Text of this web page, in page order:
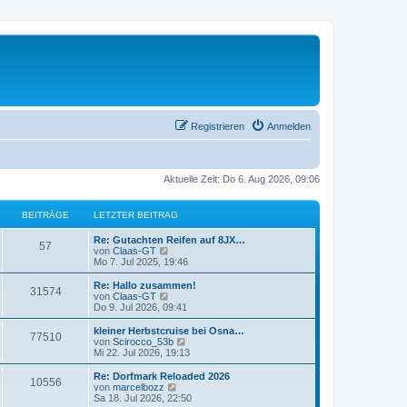
Anmelden
Registrieren
Aktuelle Zeit: Do 6. Aug 2026, 09:06
BEITRÄGE LETZTER BEITRAG
57
i
t
r
ä
g
L
e
t
z
t
e
r
e
i
t
r
g
Re: Gutachten Reifen auf 8JX…
von Claas-GT
e
u
e
t
B
e
i
r
a
g
Mo 7. Jul 2025, 19:46
31574B
i
t
r
L
e
t
z
t
e
r
e
i
t
r
Re: Hallo zusammen!
von Claas-GT
e
u
e
s
t
r
B
e
i
Do 9. Jul 2026, 09:41
77510B
i
L
e
t
z
t
e
r
kleiner Herbstcruise bei Osna…
von Scirocco_53b
e
u
e
t
Mi 22. Jul 2026, 19:13
10556B
L
e
t
Re: Dorfmark Reloaded 2026
von marcelbozz
e
Sa 18. Jul 2026, 22:50